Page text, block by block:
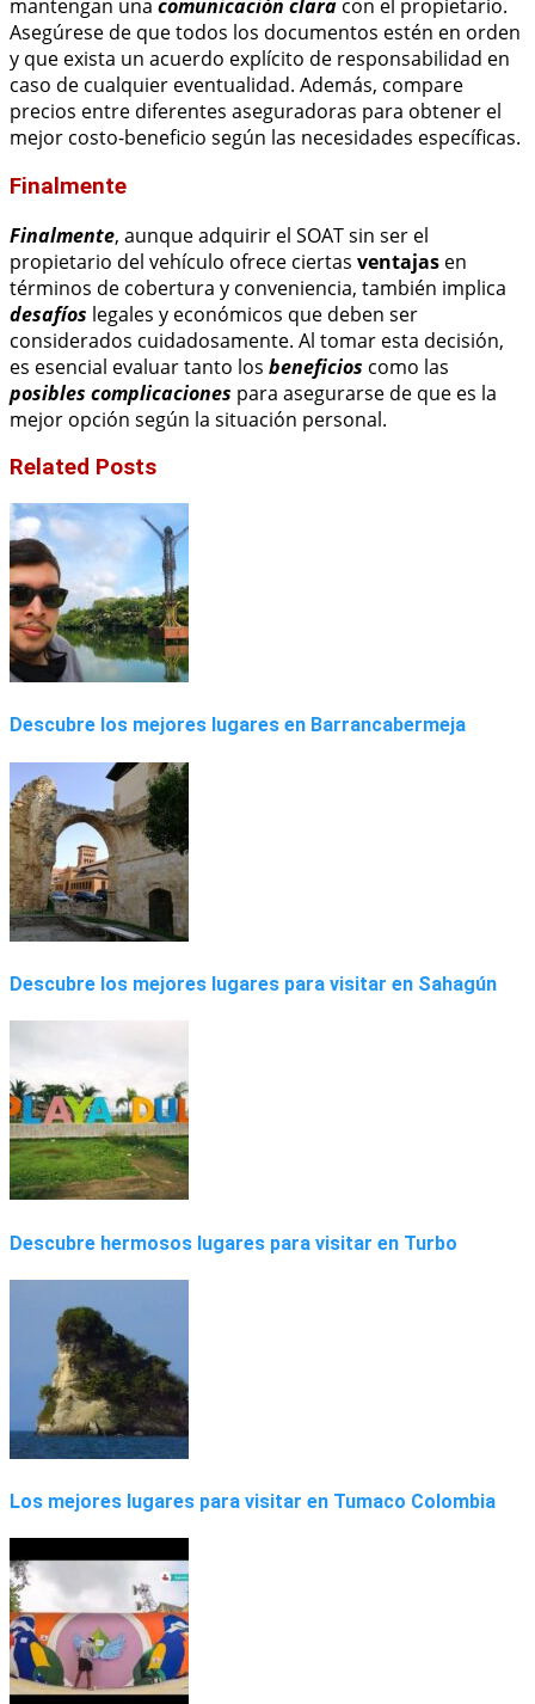
mantengan una comunicación clara con el propietario.
Asegúrese de que todos los documentos estén en orden
y que exista un acuerdo explícito de responsabilidad en
caso de cualquier eventualidad. Además, compare
precios entre diferentes aseguradoras para obtener el
mejor costo-beneficio según las necesidades específicas.
Finalmente
Finalmente, aunque adquirir el SOAT sin ser el
propietario del vehículo ofrece ciertas ventajas en
términos de cobertura y conveniencia, también implica
desafíos legales y económicos que deben ser
considerados cuidadosamente. Al tomar esta decisión,
es esencial evaluar tanto los beneficios como las
posibles complicaciones para asegurarse de que es la
mejor opción según la situación personal.
Related Posts
Descubre los mejores lugares en Barrancabermeja
Descubre los mejores lugares para visitar en Sahagún
Descubre hermosos lugares para visitar en Turbo
Los mejores lugares para visitar en Tumaco Colombia